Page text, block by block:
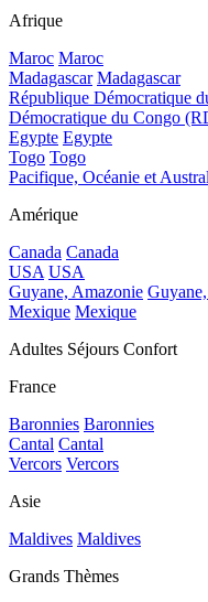
Afrique
Maroc Maroc
Madagascar Madagascar
République Démocratique
Démocratique du Congo
Egypte Egypte
Togo Togo
Pacifique, Océanie et
Amérique
Canada Canada
USA USA
Guyane, Amazonie
Mexique Mexique
Adultes Séjours Confort
France
Baronnies Baronnies
Cantal Cantal
Vercors Vercors
Asie
Maldives Maldives
Grands Thèmes